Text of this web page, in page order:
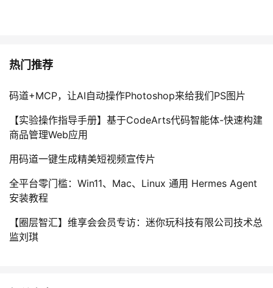
热门推荐
码道+MCP，让AI自动操作Photoshop来给我们PS图片
【实验操作指导手册】基于CodeArts代码智能体-快速构建
商品管理Web应用
用码道一键生成精美短视频宣传片
全平台零门槛：Win11、Mac、Linux 通用 Hermes Agent
安装教程
【圈层智汇】维享会会员专访：迷你玩科技有限公司技术总
监刘琪